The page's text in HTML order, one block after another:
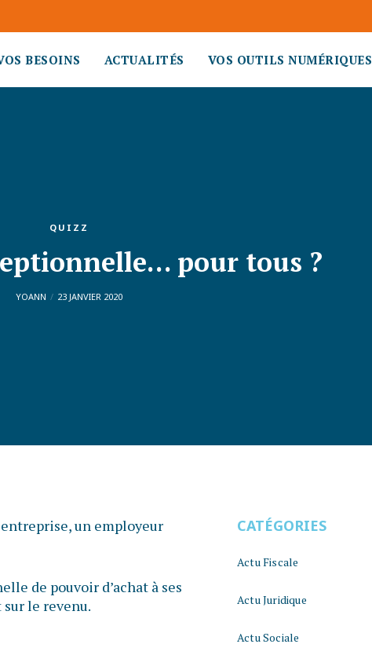
BESOINS ACTUALITÉS VOS OUTILS NUMÉRIQUES
QUIZZ
pour tous ?
YOANN 23 JANVIER 2020
un employeur
de pouvoir d’achat à ses
sur le revenu.
CATÉGORIES
Actu Fiscale
Actu Juridique
Actu Sociale